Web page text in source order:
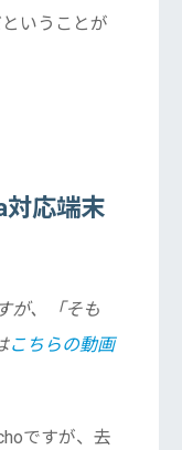
いうことが
応端末
が、「そも
こちらの動画
ですが、去